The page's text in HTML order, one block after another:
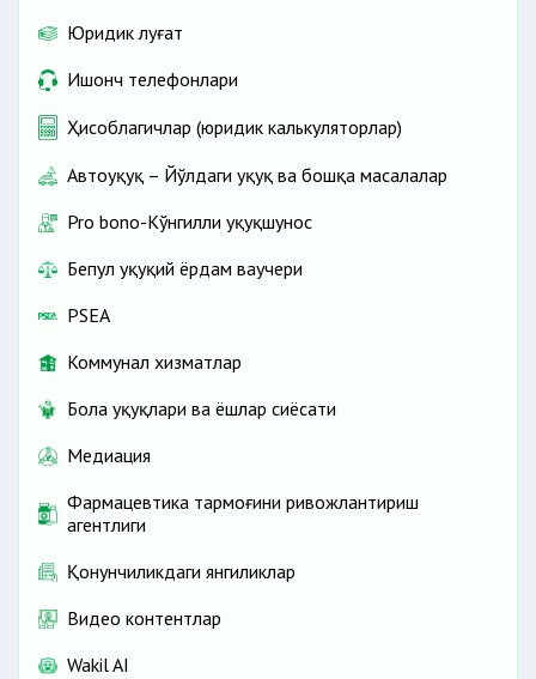
Юридик луғат
Ишонч телефонлари
Ҳисоблагичлар (юридик калькуляторлар)
Автоҳуқуқ – Йўлдаги ҳуқуқ ва бошқа масалалар
Pro bono-Кўнгилли ҳуқуқшунос
Бепул ҳуқуқий ёрдам ваучери
PSEA
Коммунал хизматлар
Бола ҳуқуқлари ва ёшлар сиёсати
Медиация
Фармацевтика тармоғини ривожлантириш
агентлиги
Қонунчиликдаги янгиликлар
Видео контентлар
Wakil AI